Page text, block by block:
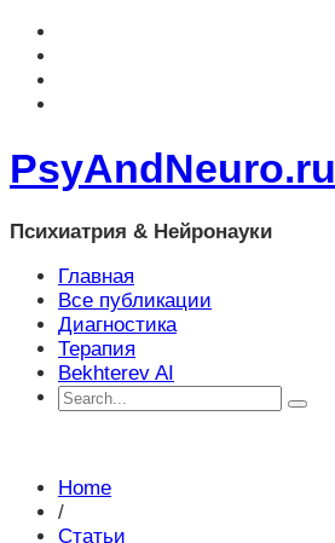
PsyAndNeuro.ru
Психиатрия & Нейронауки
Главная
Все публикации
Диагностика
Терапия
Bekhterev AI
Home
/
Статьи